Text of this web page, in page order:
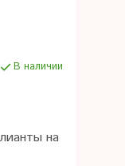
В наличии
на